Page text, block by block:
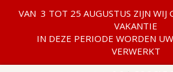
VAN 3 TOT 25 AUGUSTUS ZIJN WIJ
VAKANTIE
IN DEZE PERIODE WORDEN
VERWERKT